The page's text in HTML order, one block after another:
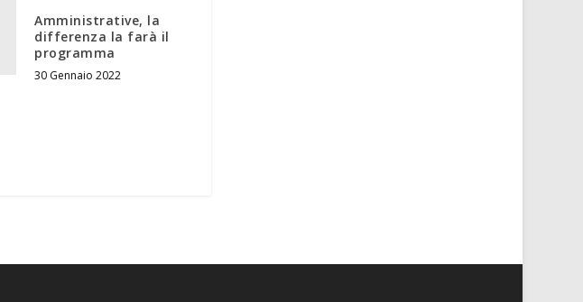
Amministrative, la
differenza la farà il
programma
30 Gennaio 2022